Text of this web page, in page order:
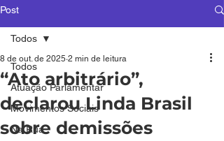
Post
Todos
Atuação Parlamentar
Movimentos Sociais
Na Rua
Todos
“Ato arbitrário”,
declarou Linda Brasil
sobre demissões
8 de out. de 2025 2 min de leitura